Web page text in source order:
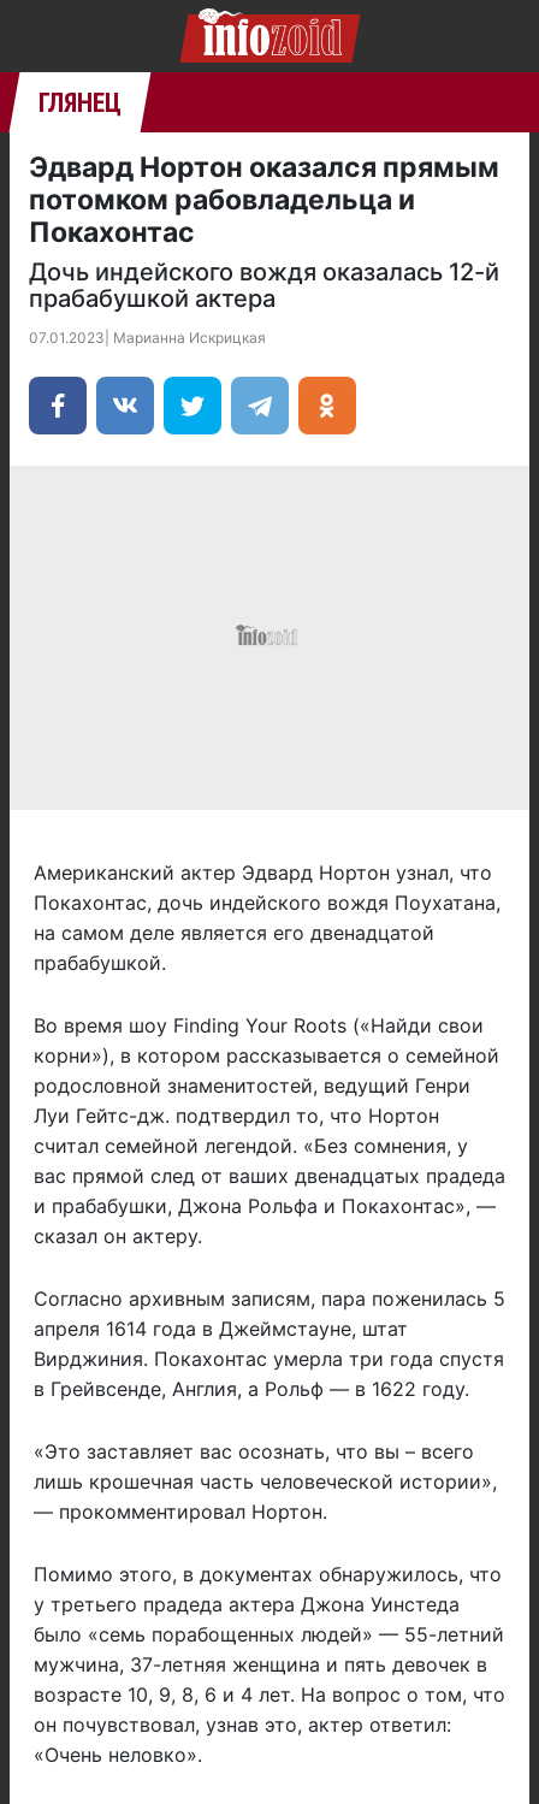
ГЛЯНЕЦ
Эдвард Нортон оказался прямым
потомком рабовладельца и
Покахонтас
Дочь индейского вождя оказалась 12-й
прабабушкой актера
07.01.2023 Марианна Искрицкая
Американский актер Эдвард Нортон узнал, что
Покахонтас, дочь индейского вождя Поухатана,
на самом деле является его двенадцатой
прабабушкой.
Во время шоу Finding Your Roots («Найди свои
корни»), в котором рассказывается о семейной
родословной знаменитостей, ведущий Генри
Луи Гейтс-дж. подтвердил то, что Нортон
считал семейной легендой. «Без сомнения, у
вас прямой след от ваших двенадцатых прадеда
и прабабушки, Джона Рольфа и Покахонтас», —
сказал он актеру.
Согласно архивным записям, пара поженилась 5
апреля 1614 года в Джеймстауне, штат
Вирджиния. Покахонтас умерла три года спустя
в Грейвсенде, Англия, а Рольф — в 1622 году.
«Это заставляет вас осознать, что вы – всего
лишь крошечная часть человеческой истории»,
— прокомментировал Нортон.
Помимо этого, в документах обнаружилось, что
у третьего прадеда актера Джона Уинстеда
было «семь порабощенных людей» — 55-летний
мужчина, 37-летняя женщина и пять девочек в
возрасте 10, 9, 8, 6 и 4 лет. На вопрос о том, что
он почувствовал, узнав это, актер ответил:
«Очень неловко».